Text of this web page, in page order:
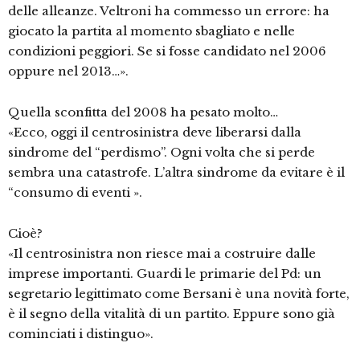
delle alleanze. Veltroni ha commesso un errore: ha
giocato la partita al momento sbagliato e nelle
condizioni peggiori. Se si fosse candidato nel 2006
oppure nel 2013…».
Quella sconfitta del 2008 ha pesato molto…
«Ecco, oggi il centrosinistra deve liberarsi dalla
sindrome del “perdismo”. Ogni volta che si perde
sembra una catastrofe. L’altra sindrome da evitare è il
“consumo di eventi ».
Cioè?
«Il centrosinistra non riesce mai a costruire dalle
imprese importanti. Guardi le primarie del Pd: un
segretario legittimato come Bersani è una novità forte,
è il segno della vitalità di un partito. Eppure sono già
cominciati i distinguo».